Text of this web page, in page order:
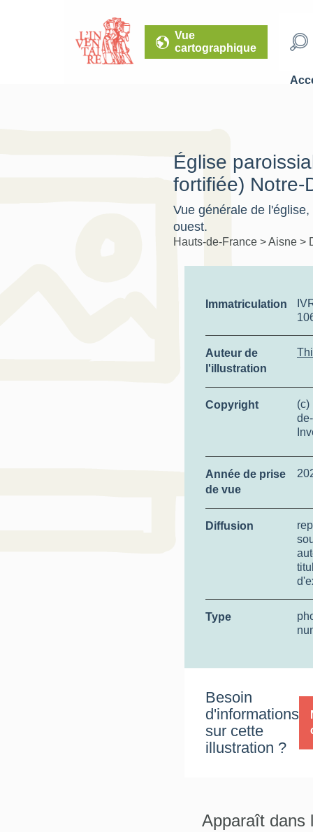
Vue
cartographique
Église
fortifiée) Notre-
Vue générale de
ouest.
Hauts-de-France >Aisne >
Immatriculation
Auteur de
l'illustration
Copyright
(c)
Année de prise
de vue
Diffusion
Type
Besoin
d'informations
sur cette
illustration ?
Apparaît dans